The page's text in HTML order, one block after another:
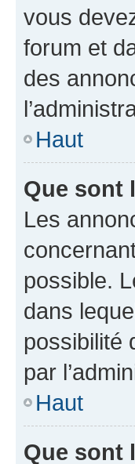
vous
forum et
des
Haut
Que sont
Les
possible.
dans
possibilité
par
Haut
Que sont